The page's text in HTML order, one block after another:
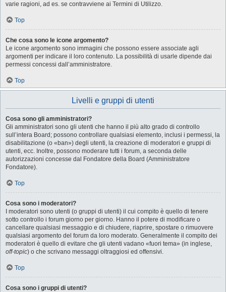
varie ragioni, ad es. se contravviene ai Termini di Utilizzo.
Top
Che cosa sono le icone argomento?
Le icone argomento sono immagini che possono essere associate agli
argomenti per indicare il loro contenuto. La possibilità di usarle dipende dai
permessi concessi dall’amministratore.
Top
Livelli e gruppi di utenti
Cosa sono gli amministratori?
Gli amministratori sono gli utenti che hanno il più alto grado di controllo
sull’intera Board; possono controllare qualsiasi elemento, inclusi i permessi, la
disabilitazione (o «ban») degli utenti, la creazione di moderatori e gruppi di
utenti, ecc. Inoltre, possono moderare tutti i forum, a seconda delle
autorizzazioni concesse dal Fondatore della Board (Amministratore
Fondatore).
Top
Cosa sono i moderatori?
I moderatori sono utenti (o gruppi di utenti) il cui compito è quello di tenere
sotto controllo i forum giorno per giorno. Hanno il potere di modificare o
cancellare qualsiasi messaggio e di chiudere, riaprire, spostare o rimuovere
qualsiasi argomento del forum da loro moderato. Generalmente il compito dei
moderatori è quello di evitare che gli utenti vadano «fuori tema» (in inglese,
off-topic) o che scrivano messaggi oltraggiosi ed offensivi.
Top
Cosa sono i gruppi di utenti?